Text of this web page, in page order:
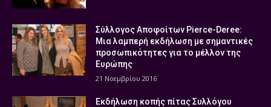
Σύλλογος Αποφοίτων Pierce-Deree:
Μια λαμπερή εκδήλωση με σημαντικές
προσωπικότητες για το μέλλον της
Ευρώπης
21 Νοεμβρίου 2016
Εκδήλωση κοπής πίτας Συλλόγου